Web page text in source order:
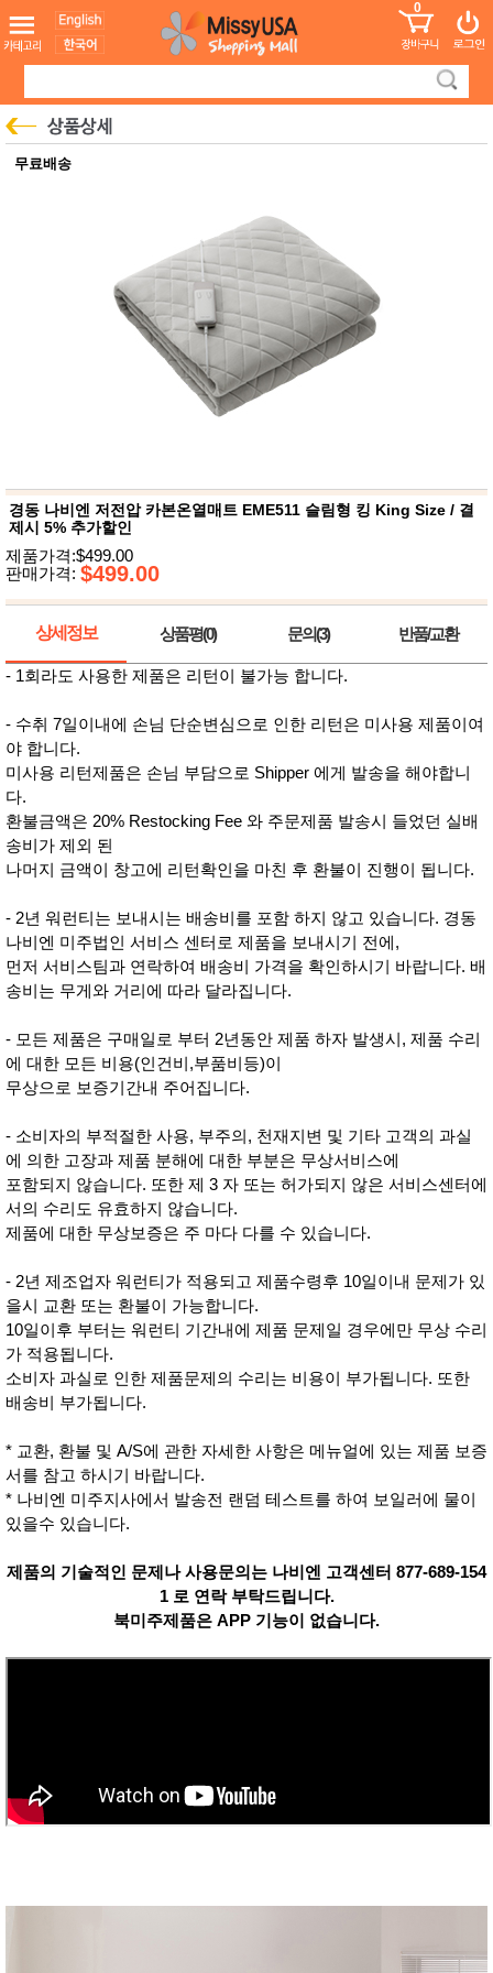
도 어린이
청소년
컬러링
만화
한국학
습지
뷰
티
스킨케
어
메이크
업
헤어케
어/염색
바디케
어/향수
남성화
장품
미용제
전
자
주방가
전
계절/생
활가전
건강가
전
주
방
명품식
기브랜
드
기
조리용
품
주방소
품
품 공식품
쌀/잡곡/
면류
양념/소
건조식
품
농산품
유
아
놀이방
매트
DVD
유아 보
판)
조형물
DIY
유아 이
유식
아기띠/
외출용
품
용/식기
용품
성장발
달교육
용품
션 의
유/아동
스
침구용
품
생활/욕
DECO
MissyShop
Login
0
무료배송
경동 나비엔 저전압 카본온열매트 EME511 슬림형 킹 King Size / 결
제시 5% 추가할인
제품가격:$499.00
판매가격: $499.00
상세정보 상품평(0) 문의(3) 반품/교환
- 1회라도 사용한 제품은 리턴이 불가능 합니다.
- 수취 7일이내에 손님 단순변심으로 인한 리턴은 미사용 제품이여
야 합니다.
미사용 리턴제품은 손님 부담으로 Shipper 에게 발송을 해야합니
다.
환불금액은 20% Restocking Fee 와 주문제품 발송시 들었던 실배
송비가 제외 된
나머지 금액이 창고에 리턴확인을 마친 후 환불이 진행이 됩니다.
- 2년 워런티는 보내시는 배송비를 포함 하지 않고 있습니다. 경동
나비엔 미주법인 서비스 센터로 제품을 보내시기 전에,
먼저 서비스팀과 연락하여 배송비 가격을 확인하시기 바랍니다. 배
송비는 무게와 거리에 따라 달라집니다.
- 모든 제품은 구매일로 부터 2년동안 제품 하자 발생시, 제품 수리
에 대한 모든 비용(인건비,부품비등)이
무상으로 보증기간내 주어집니다.
- 소비자의 부적절한 사용, 부주의, 천재지변 및 기타 고객의 과실
에 의한 고장과 제품 분해에 대한 부분은 무상서비스에
포함되지 않습니다. 또한 제 3 자 또는 허가되지 않은 서비스센터에
서의 수리도 유효하지 않습니다.
제품에 대한 무상보증은 주 마다 다를 수 있습니다.
- 2년 제조업자 워런티가 적용되고 제품수령후 10일이내 문제가 있
을시 교환 또는 환불이 가능합니다.
10일이후 부터는 워런티 기간내에 제품 문제일 경우에만 무상 수리
가 적용됩니다.
소비자 과실로 인한 제품문제의 수리는 비용이 부가됩니다. 또한
배송비 부가됩니다.
* 교환, 환불 및 A/S에 관한 자세한 사항은 메뉴얼에 있는 제품 보증
서를 참고 하시기 바랍니다.
* 나비엔 미주지사에서 발송전 랜덤 테스트를 하여 보일러에 물이
있을수 있습니다.
제품의 기술적인 문제나 사용문의는 나비엔 고객센터 877-689-154
1 로 연락 부탁드립니다.
북미주제품은 APP 기능이 없습니다.